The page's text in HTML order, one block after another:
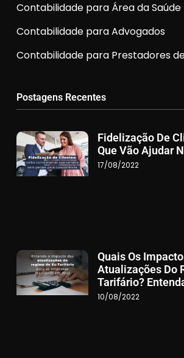
Contabilidade para Área da Saúde
Contabilidade para Advogados
Contabilidade para Prestadores
Postagens Recentes
Fidelização De
Que Vão Ajudar
17/08/2022
Quais Os
Atualizações Do
Tarifário?
10/08/2022